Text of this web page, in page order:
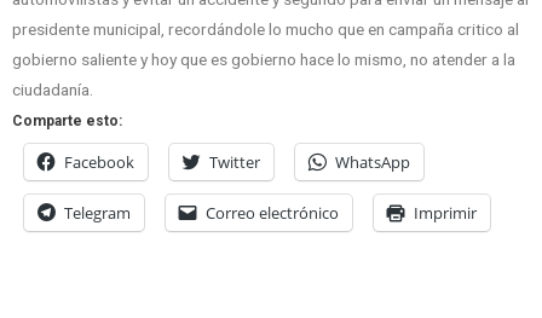
presidente municipal, recordándole lo mucho que en campaña critico al
gobierno saliente y hoy que es gobierno hace lo mismo, no atender a la
ciudadanía.
Comparte esto:
Facebook Twitter WhatsApp
Telegram Correo electrónico Imprimir